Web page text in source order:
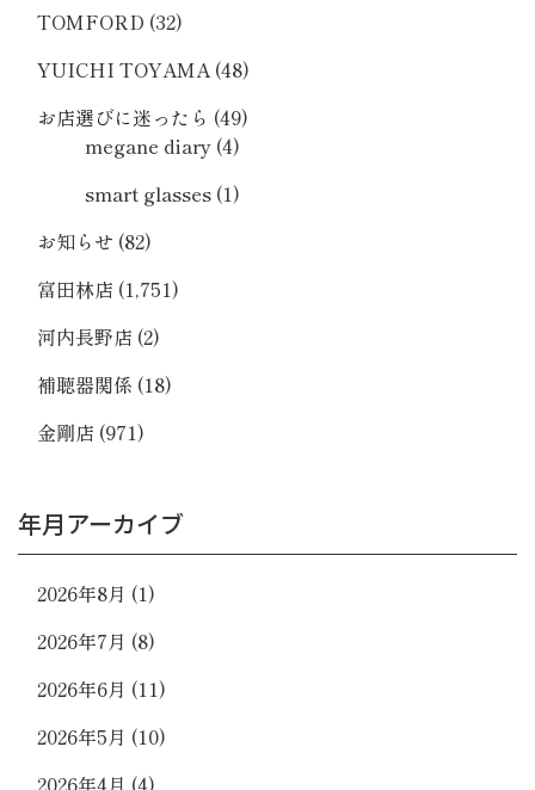
TOMFORD (32)
YUICHI TOYAMA(48)
お店選びに迷ったら (49)
megane diary (4)
smart glasses (1)
お知らせ (82)
富田林店 (1,751)
河内長野店 (2)
補聴器関係 (18)
金剛店 (971)
年月アーカイブ
2026年8月 (1)
2026年7月 (8)
2026年6月 (11)
2026年5月 (10)
2026年4月 (4)